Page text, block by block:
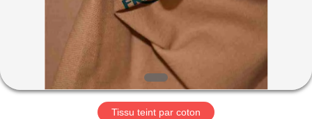
DE
NOUS
Tissu teint par coton